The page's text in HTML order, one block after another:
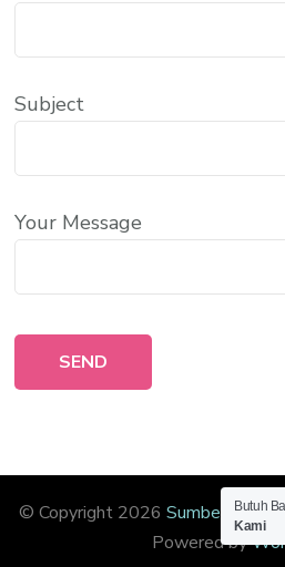
Subject
Your Message
© Copyright 2026 Sumber
Powered by
Butuh
Kami